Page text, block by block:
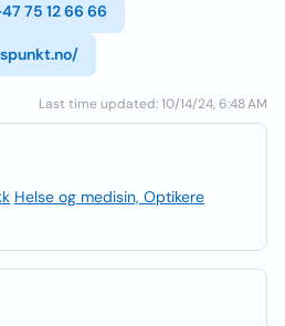
75 12 66 66
Last time updated: 10/14/24, 6:48 AM
Helse og medisin, Optikere